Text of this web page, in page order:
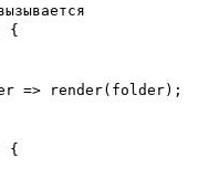
{
=> render(folder);
{